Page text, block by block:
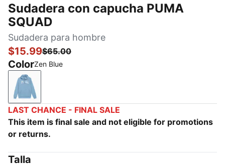
Sudadera con capucha PUMA
SQUAD
Sudadera para hombre
$15.99$65.00
ColorZen Blue
Zen Blue
LAST CHANCE - FINAL SALE
This item is final sale and not eligible for promotions
or returns.
Talla